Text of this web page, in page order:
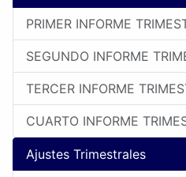
PRIMER INFORME
SEGUNDO INFORME
TERCER INFORME
CUARTO INFORME
Ajustes Trimestrales